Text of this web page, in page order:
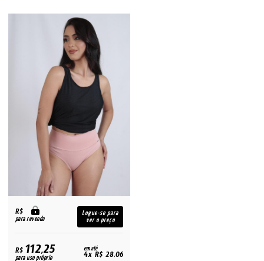
R$
para revenda
Logue-se para
ver o preço
R$112,25
para uso próprio
em até
4x R$ 28,06